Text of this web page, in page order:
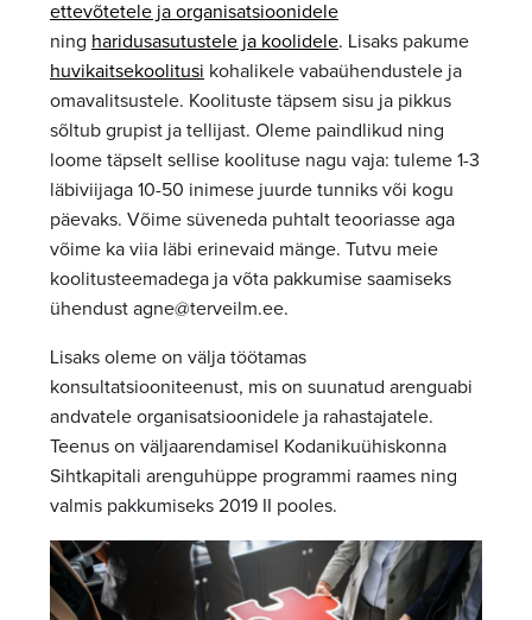
ettevõtetele ja organisatsioonidele
ning haridusasutustele ja koolidele. Lisaks pakume
huvikaitsekoolitusi kohalikele vabaühendustele ja
omavalitsustele. Koolituste täpsem sisu ja pikkus
sõltub grupist ja tellijast. Oleme paindlikud ning
loome täpselt sellise koolituse nagu vaja: tuleme 1-3
läbiviijaga 10-50 inimese juurde tunniks või kogu
päevaks. Võime süveneda puhtalt teooriasse aga
võime ka viia läbi erinevaid mänge. Tutvu meie
koolitusteemadega ja võta pakkumise saamiseks
ühendust agne@terveilm.ee.
Lisaks oleme on välja töötamas
konsultatsiooniteenust, mis on suunatud arenguabi
andvatele organisatsioonidele ja rahastajatele.
Teenus on väljaarendamisel Kodanikuühiskonna
Sihtkapitali arenguhüppe programmi raames ning
valmis pakkumiseks 2019 II pooles.